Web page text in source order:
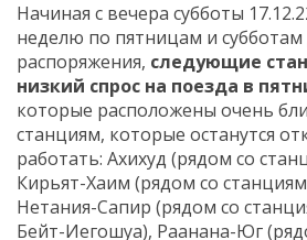
Начиная с вечера субботы
неделю по пятницам и субботам
распоряжения, следующие
низкий спрос на поезда в
которые расположены очень
станциям, которые останутся
работать: Ахихуд (рядом со
Кирьят-Хаим (рядом со
Нетания-Сапир (рядом со
Бейт-Иегошуа), Раанана-Юг